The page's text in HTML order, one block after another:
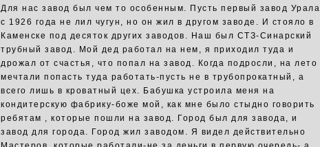
Для нас завод был чем то особенным. Пусть первый завод Урала
с 1926 года не лил чугун, но он жил в другом заводе. И стояло в
Каменске под десяток других заводов. Наш был СТЗ-Синарский
трубный завод. Мой дед работал на нем, я приходил туда и
дрожал от счастья, что попал на завод. Когда подросли, на лето
мечтали попасть туда работать-пусть не в трубопрокатный, а
всего лишь в кроватный цех. Бабушка устроила меня на
кондитерскую фабрику-боже мой, как мне было стыдно говорить
ребятам , которые пошли на завод. Город был для завода, и
завод для города. Город жил заводом. Я видел действительно